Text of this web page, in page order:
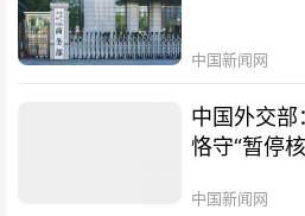
中国新闻网
中国外交
恪守“暂停
中国新闻网